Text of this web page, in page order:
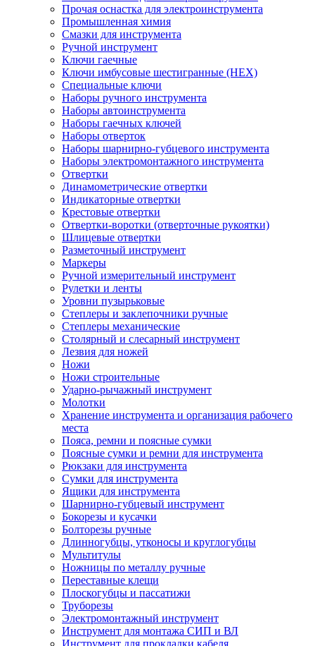
Прочая оснастка для электроинструмента
Промышленная химия
Смазки для инструмента
Ручной инструмент
Ключи гаечные
Ключи имбусовые шестигранные (HEX)
Специальные ключи
Наборы ручного инструмента
Наборы автоинструмента
Наборы гаечных ключей
Наборы отверток
Наборы шарнирно-губцевого инструмента
Наборы электромонтажного инструмента
Отвертки
Динамометрические отвертки
Индикаторные отвертки
Крестовые отвертки
Отвертки-воротки (отверточные рукоятки)
Шлицевые отвертки
Разметочный инструмент
Маркеры
Ручной измерительный инструмент
Рулетки и ленты
Уровни пузырьковые
Степлеры и заклепочники ручные
Степлеры механические
Столярный и слесарный инструмент
Лезвия для ножей
Ножи
Ножи строительные
Ударно-рычажный инструмент
Молотки
Хранение инструмента и организация рабочего
места
Пояса, ремни и поясные сумки
Поясные сумки и ремни для инструмента
Рюкзаки для инструмента
Сумки для инструмента
Ящики для инструмента
Шарнирно-губцевый инструмент
Бокорезы и кусачки
Болторезы ручные
Длинногубцы, утконосы и круглогубцы
Мультитулы
Ножницы по металлу ручные
Переставные клещи
Плоскогубцы и пассатижи
Труборезы
Электромонтажный инструмент
Инструмент для монтажа СИП и ВЛ
Инструмент для прокладки кабеля